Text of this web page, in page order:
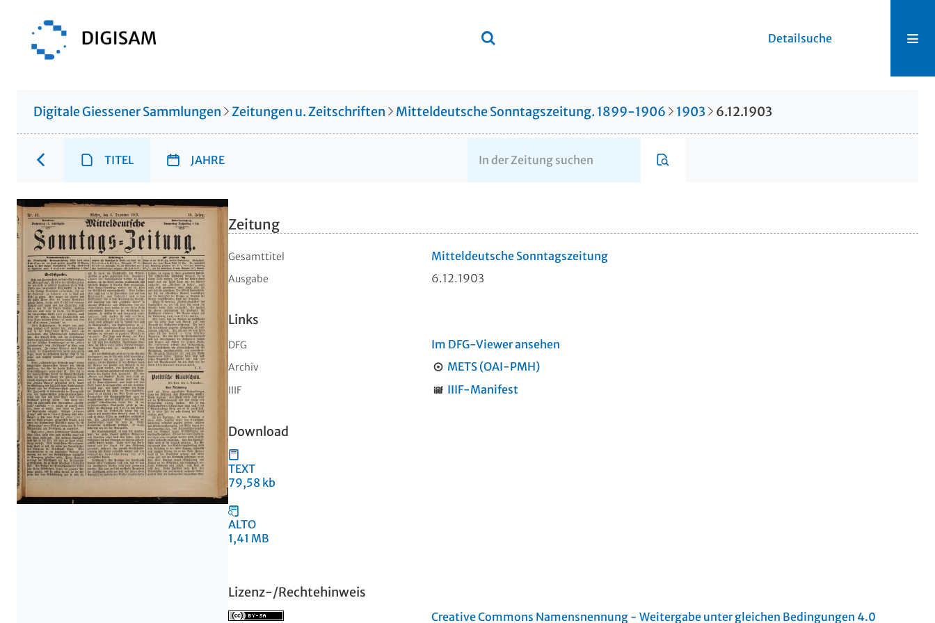
Detailsuche
Digitale Giessener Sammlungen Zeitungen u. Zeitschriften Mitteldeutsche Sonntagszeitung. 1899-1906 1903 6.12.1903
TITEL JAHRE
Zeitung
Gesamttitel Mitteldeutsche Sonntagszeitung
Ausgabe 6.12.1903
Links
DFG Im DFG-Viewer ansehen
Archiv METS (OAI-PMH)
IIIF IIIF-Manifest
Download
TEXT
79,58 kb
ALTO
1,41 MB
Lizenz-/Rechtehinweis
Creative Commons Namensnennung - Weitergabe unter gleichen Bedingungen 4.0